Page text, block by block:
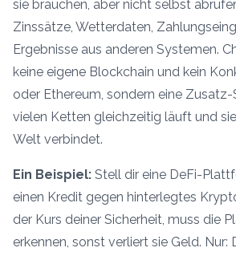
sie brauchen, aber nicht selbst
Zinssätze, Wetterdaten,
Ergebnisse aus anderen Systemen.
keine eigene Blockchain und kein
oder Ethereum, sondern eine
vielen Ketten gleichzeitig läuft und
Welt verbindet.
Ein Beispiel: Stell dir eine DeFi-
einen Kredit gegen hinterlegtes
der Kurs deiner Sicherheit, muss die
erkennen, sonst verliert sie Geld. Nur: